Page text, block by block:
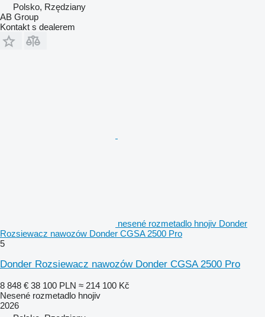
Polsko, Rzędziany
AB Group
Kontakt s dealerem
nesené rozmetadlo hnojiv Donder
Rozsiewacz nawozów Donder CGSA 2500 Pro
5
Donder Rozsiewacz nawozów Donder CGSA 2500 Pro
8 848 € 38 100 PLN ≈ 214 100 Kč
Nesené rozmetadlo hnojiv
2026